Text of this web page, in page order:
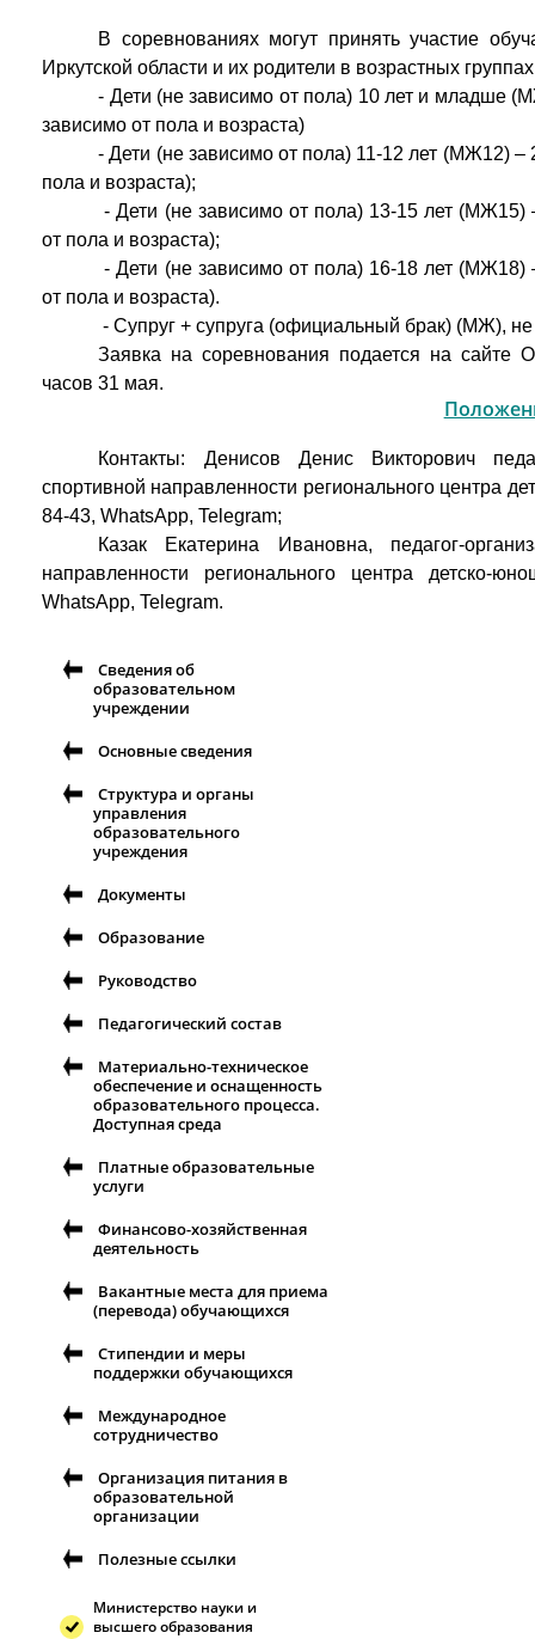
В соревнованиях могут принять участие
Иркутской области и их родители в возрастных
- Дети (не зависимо от пола) 10 лет и младше
зависимо от пола и возраста)
- Дети (не зависимо от пола) 11-12 лет (МЖ12) –
пола и возраста);
- Дети (не зависимо от пола) 13-15 лет (МЖ15)
от пола и возраста);
- Дети (не зависимо от пола) 16-18 лет (МЖ18)
от пола и возраста).
- Супруг + супруга (официальный брак) (МЖ), не
Заявка на соревнования подается на сайте
часов 31 мая.
Контакты: Денисов Денис Викторович
спортивной направленности регионального центра
84-43, WhatsApp, Telegram;
Казак Екатерина Ивановна, педагог-
направленности регионального центра детско-
WhatsApp, Telegram.
Сведения об
образовательном
учреждении
Основные сведения
Структура и органы
управления
образовательного
учреждения
Документы
Образование
Руководство
Педагогический состав
Материально-техническое
обеспечение и оснащенность
образовательного процесса.
Доступная среда
Платные образовательные
услуги
Финансово-хозяйственная
деятельность
Вакантные места для приема
(перевода) обучающихся
Стипендии и меры
поддержки обучающихся
Международное
сотрудничество
Организация питания в
образовательной
организации
Полезные ссылки
Министерство науки и
высшего образования